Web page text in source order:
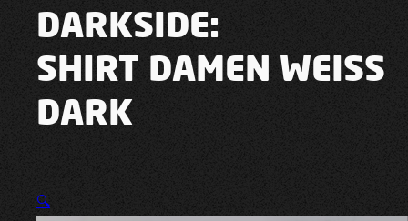
DARKSIDE:
SHIRT DAMEN WEISS
DARK
🔍